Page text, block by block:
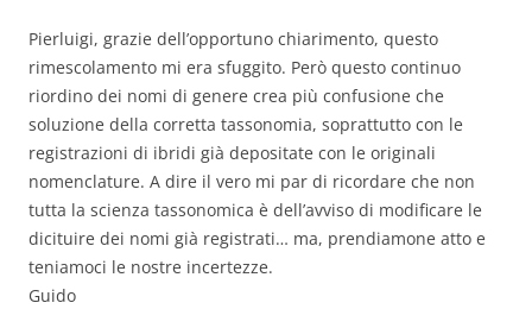
Pierluigi, grazie dell’opportuno chiarimento, questo
rimescolamento mi era sfuggito. Però questo continuo
riordino dei nomi di genere crea più confusione che
soluzione della corretta tassonomia, soprattutto con le
registrazioni di ibridi già depositate con le originali
nomenclature. A dire il vero mi par di ricordare che non
tutta la scienza tassonomica è dell’avviso di modificare le
dicituire dei nomi già registrati… ma, prendiamone atto e
teniamoci le nostre incertezze.
Guido